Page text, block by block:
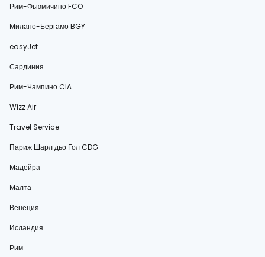
Рим-Фьюмичино FCO
Милано-Бергамо BGY
easyJet
Сардиния
Рим-Чампино CIA
Wizz Air
Travel Service
Париж Шарл дьо Гол CDG
Мадейра
Малта
Венеция
Исландия
Рим